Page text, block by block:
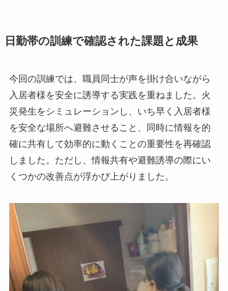
日勤帯の訓練で確認された課題と成果
今回の訓練では、職員同士が声を掛け合いながら
入居者様を安全に誘導する実践を重ねました。火
災発生をシミュレーションし、いち早く入居者様
を安全な場所へ避難させること、同時に情報を的
確に共有して効率的に動くことの重要性を再確認
しました。ただし、情報共有や避難誘導の際にい
くつかの改善点が浮かび上がりました。